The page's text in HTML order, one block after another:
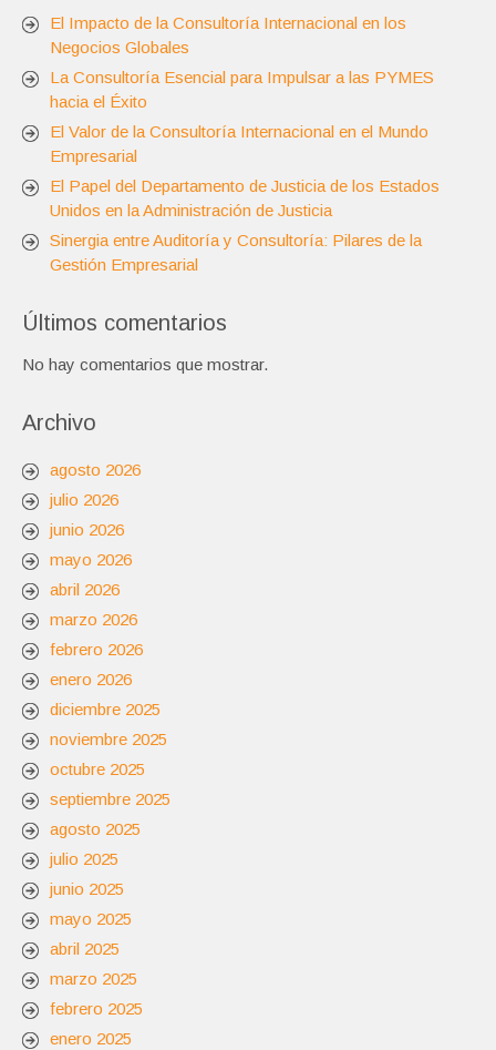
El Impacto de la Consultoría Internacional en los
Negocios Globales
La Consultoría Esencial para Impulsar a las PYMES
hacia el Éxito
El Valor de la Consultoría Internacional en el Mundo
Empresarial
El Papel del Departamento de Justicia de los Estados
Unidos en la Administración de Justicia
Sinergia entre Auditoría y Consultoría: Pilares de la
Gestión Empresarial
Últimos comentarios
No hay comentarios que mostrar.
Archivo
agosto 2026
julio 2026
junio 2026
mayo 2026
abril 2026
marzo 2026
febrero 2026
enero 2026
diciembre 2025
noviembre 2025
octubre 2025
septiembre 2025
agosto 2025
julio 2025
junio 2025
mayo 2025
abril 2025
marzo 2025
febrero 2025
enero 2025